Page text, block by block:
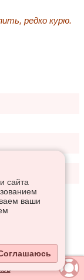
редко курю.
сайта
ваши